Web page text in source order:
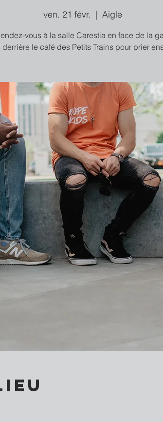
ven. 21 févr.
  |
Aigle
vous à la salle Carestia en face de la
le café des Petits Trains pour prier